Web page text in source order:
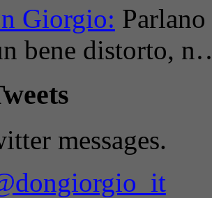
Giorgio:
bene distorto,
messages.